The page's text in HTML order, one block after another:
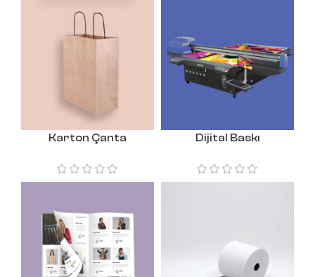
Karton Çanta Dijital Baskı